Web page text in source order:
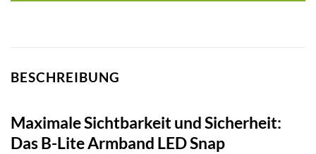
BESCHREIBUNG
Maximale Sichtbarkeit und Sicherheit:
Das B-Lite Armband LED Snap